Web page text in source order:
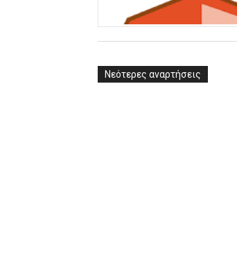
ΧΡΟΝΙΑ
Ο δρόμος
U21:
Γ΄ανδρών
Νεότερες αναρτήσεις